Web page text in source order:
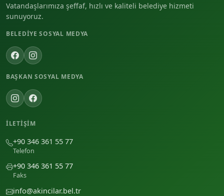
Vatandaşlarımıza şeffaf, hızlı ve kaliteli belediye hizmeti
sunuyoruz.
BELEDIYE SOSYAL MEDYA
BAŞKAN SOSYAL MEDYA
İLETIŞIM
+90 346 361 55 77
Telefon
+90 346 361 55 77
Faks
info@akincilar.bel.tr